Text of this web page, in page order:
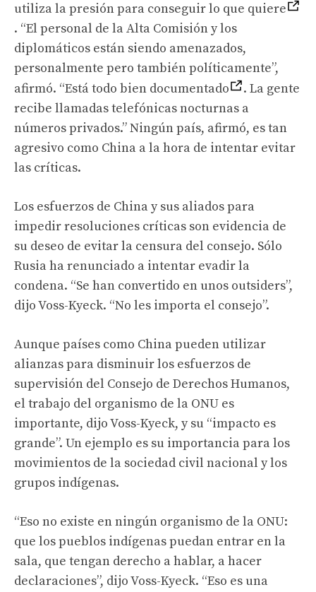
utiliza la presión para conseguir lo que quiere
. “El personal de la Alta Comisión y los
diplomáticos están siendo amenazados,
personalmente pero también políticamente”,
afirmó. “Está todo bien documentado
. La gente
recibe llamadas telefónicas nocturnas a
números privados.” Ningún país, afirmó, es tan
agresivo como China a la hora de intentar evitar
las críticas.
Los esfuerzos de China y sus aliados para
impedir resoluciones críticas son evidencia de
su deseo de evitar la censura del consejo. Sólo
Rusia ha renunciado a intentar evadir la
condena. “Se han convertido en unos outsiders”,
dijo Voss-Kyeck. “No les importa el consejo”.
Aunque países como China pueden utilizar
alianzas para disminuir los esfuerzos de
supervisión del Consejo de Derechos Humanos,
el trabajo del organismo de la ONU es
importante, dijo Voss-Kyeck, y su “impacto es
grande”. Un ejemplo es su importancia para los
movimientos de la sociedad civil nacional y los
grupos indígenas.
“Eso no existe en ningún organismo de la ONU:
que los pueblos indígenas puedan entrar en la
sala, que tengan derecho a hablar, a hacer
declaraciones”, dijo Voss-Kyeck. “Eso es una